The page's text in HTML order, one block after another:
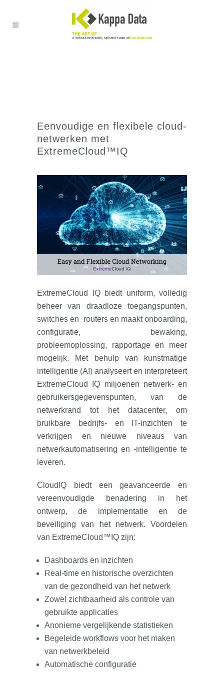
Eenvoudige en flexibele cloud-
netwerken met
ExtremeCloud™IQ
ExtremeCloud IQ biedt uniform, volledig
beheer van draadloze toegangspunten,
switches en routers en maakt onboarding,
configuratie, bewaking,
probleemoplossing, rapportage en meer
mogelijk. Met behulp van kunstmatige
intelligentie (AI) analyseert en interpreteert
ExtremeCloud IQ miljoenen netwerk- en
gebruikersgegevenspunten, van de
netwerkrand tot het datacenter, om
bruikbare bedrijfs- en IT-inzichten te
verkrijgen en nieuwe niveaus van
netwerkautomatisering en -intelligentie te
leveren.
CloudIQ biedt een geavanceerde en
vereenvoudigde benadering in het
ontwerp, de implementatie en de
beveiliging van het netwerk. Voordelen
van ExtremeCloud™IQ zijn:
Dashboards en inzichten
Real-time en historische overzichten
van de gezondheid van het netwerk
Zowel zichtbaarheid als controle van
gebruikte applicaties
Anonieme vergelijkende statistieken
Begeleide workflows voor het maken
van netwerkbeleid
Automatische configuratie